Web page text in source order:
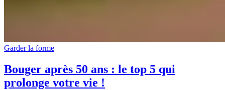
Garder la forme
Bouger après 50 ans : le top 5 qui
prolonge votre vie !